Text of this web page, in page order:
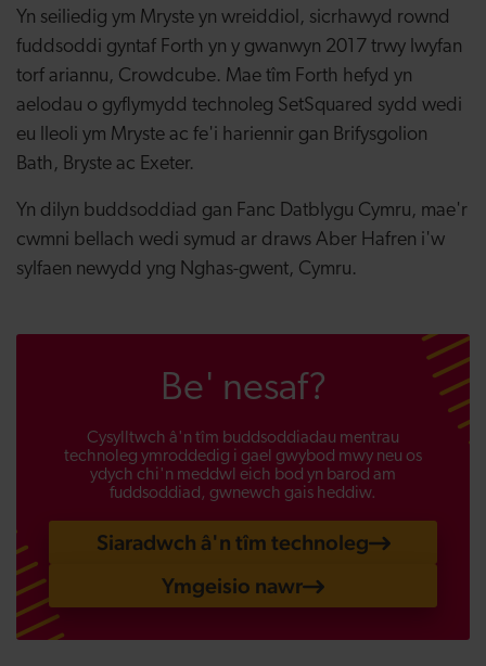
Yn seiliedig ym Mryste yn wreiddiol, sicrhawyd rownd
fuddsoddi gyntaf Forth yn y gwanwyn 2017 trwy lwyfan
torf ariannu, Crowdcube. Mae tîm Forth hefyd yn
aelodau o gyflymydd technoleg SetSquared sydd wedi
eu lleoli ym Mryste ac fe'i hariennir gan Brifysgolion
Bath, Bryste ac Exeter.
Yn dilyn buddsoddiad gan Fanc Datblygu Cymru, mae'r
cwmni bellach wedi symud ar draws Aber Hafren i'w
sylfaen newydd yng Nghas-gwent, Cymru.
Be' nesaf?
Cysylltwch â'n tîm buddsoddiadau mentrau
technoleg ymroddedig i gael gwybod mwy neu os
ydych chi'n meddwl eich bod yn barod am
fuddsoddiad, gwnewch gais heddiw.
Siaradwch â'n tîm technoleg
Ymgeisio nawr